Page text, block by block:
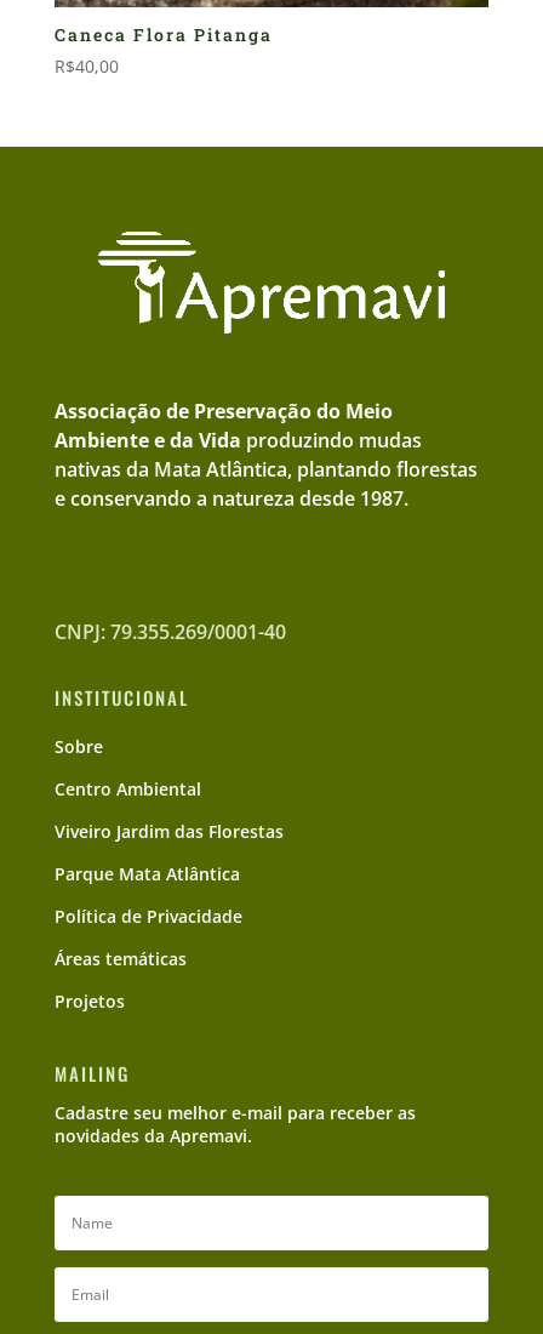
Caneca Flora Pitanga
R$40,00
Associação de Preservação do Meio
Ambiente e da Vida produzindo mudas
nativas da Mata Atlântica, plantando florestas
e conservando a natureza desde 1987.
CNPJ: 79.355.269/0001-40
INSTITUCIONAL
Sobre
Centro Ambiental
Viveiro Jardim das Florestas
Parque Mata Atlântica
Política de Privacidade
Áreas temáticas
Projetos
MAILING
Cadastre seu melhor e-mail para receber as
novidades da Apremavi.